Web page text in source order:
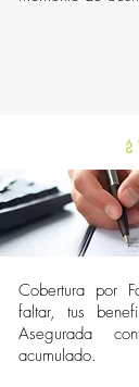
¿
Cobertura por
faltar, tus
Asegurada
acumulado.